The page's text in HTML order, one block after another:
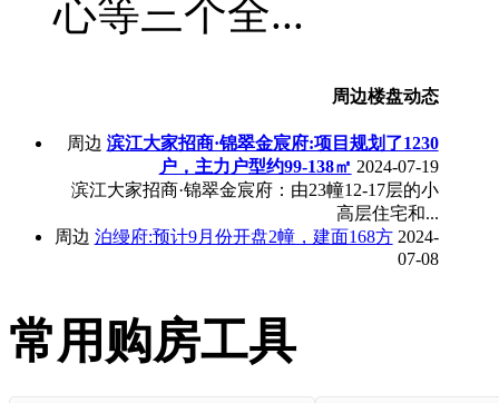
心等三个全...
周边楼盘动态
周边 滨江大家招商·锦翠金宸府:项目规划了1230
户，主力户型约99-138㎡ 2024-07-19
滨江大家招商·锦翠金宸府：由23幢12-17层的小
高层住宅和...
周边 泊缦府:预计9月份开盘2幢，建面168方 2024-
07-08
常用购房工具